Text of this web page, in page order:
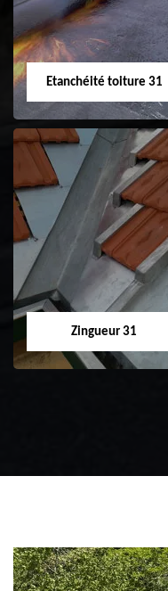
Etanchéité toiture 31
Etanchéité toiture
31
Zingueur 31